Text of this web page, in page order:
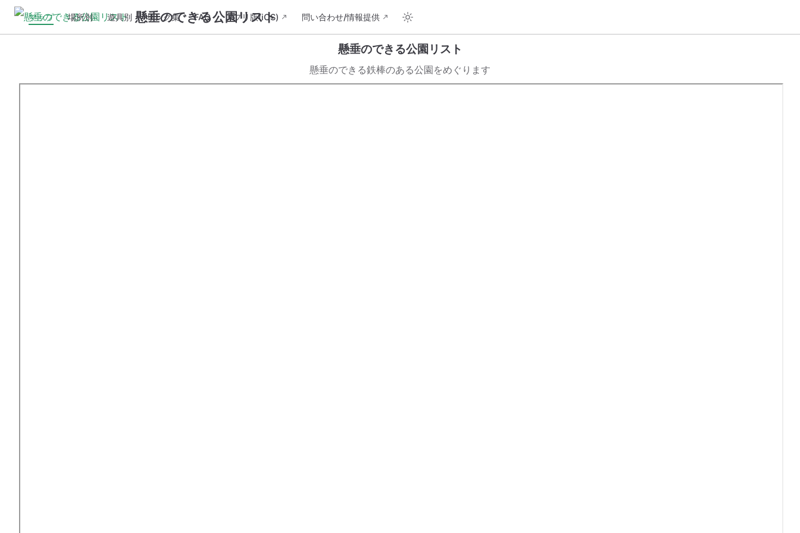
懸垂のできる公園リスト
マップ 場所別 遊具別 リンク集 FAQ アプリ版(iOS) 問い合わせ/情報提供
懸垂のできる公園リスト
懸垂のできる鉄棒のある公園をめぐります